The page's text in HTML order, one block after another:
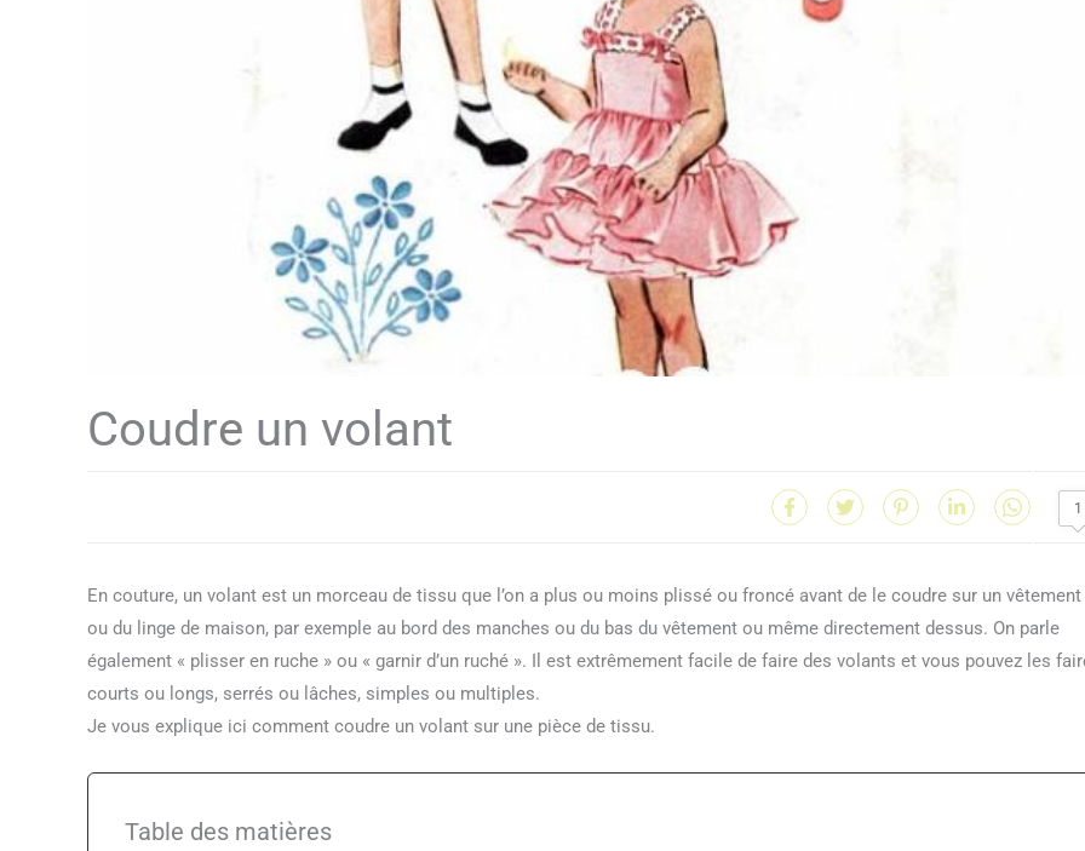
Coudre un volant
1
En couture, un volant est un morceau de tissu que l’on a plus ou moins plissé ou froncé avant de le coudre sur un vêtement
ou du linge de maison, par exemple au bord des manches ou du bas du vêtement ou même directement dessus. On parle
également « plisser en ruche » ou « garnir d’un ruché ». Il est extrêmement facile de faire des volants et vous pouvez les
courts ou longs, serrés ou lâches, simples ou multiples.
Je vous explique ici comment coudre un volant sur une pièce de tissu.
Table des matières